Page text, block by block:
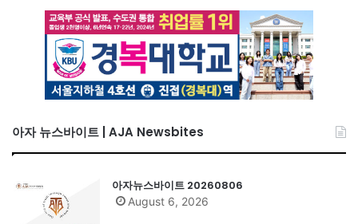
아자 뉴스바이트 | AJA Newsbites
아자뉴스바이트 20260806
August 6, 2026